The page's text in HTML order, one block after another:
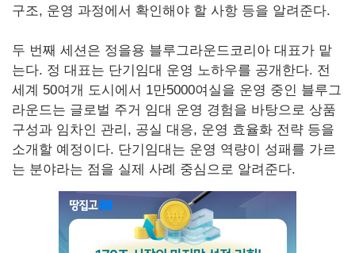
구조, 운영 과정에서 확인해야 할 사항 등을 알려준다.
두 번째 세션은 정을용 블루그라운드코리아 대표가 맡
는다. 정 대표는 단기임대 운영 노하우를 공개한다. 전
세계 50여개 도시에서 1만5000여실을 운영 중인 블루그
라운드는 글로벌 주거 임대 운영 경험을 바탕으로 상품
구성과 임차인 관리, 공실 대응, 운영 효율화 전략 등을
소개할 예정이다. 단기임대는 운영 역량이 성패를 가르
는 분야라는 점을 실제 사례 중심으로 알려준다.